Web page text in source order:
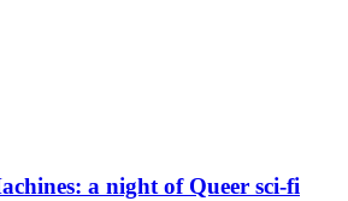
a night of Queer sci-fi